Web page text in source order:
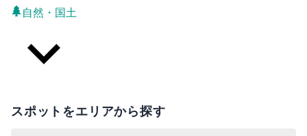
自然・国土
スポットをエリアから探す